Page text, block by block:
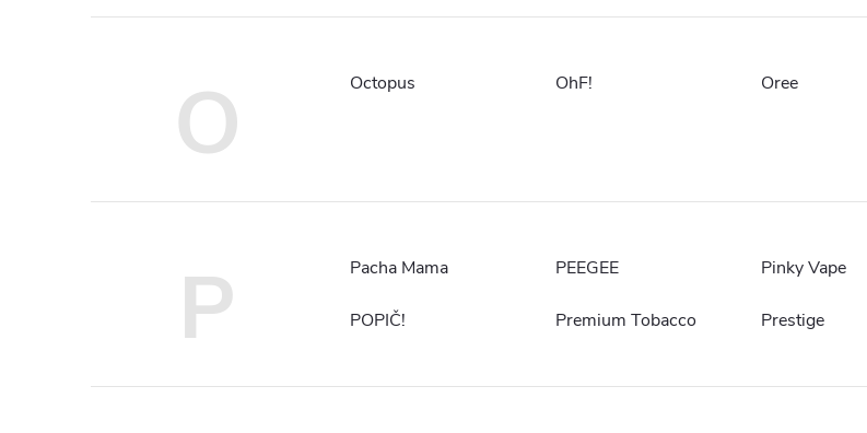
O Octopus OhF! Oree
P Pacha Mama PEEGEE Pinky Vape
POPIČ! Premium Tobacco Prestige